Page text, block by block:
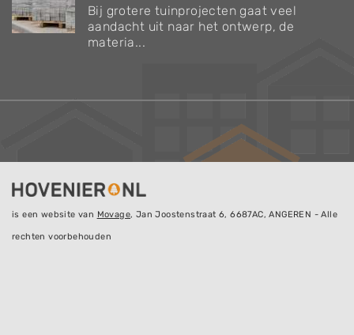
Bij grotere tuinprojecten gaat veel
aandacht uit naar het ontwerp, de
materia...
is een website van Movage, Jan Joostenstraat 6, 6687AC, ANGEREN - Alle
rechten voorbehouden